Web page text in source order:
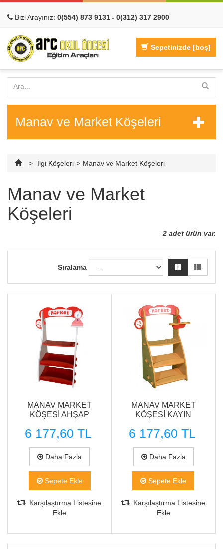
Bizi Arayınız: 0(554) 873 9131 - 0(312) 317 2900
Sepetinizde [boş]
Manav ve Market Köşeleri
> İlgi Köşeleri > Manav ve Market Köşeleri
Manav ve Market
Köşeleri
2 adet ürün var.
Sıralama
Hızlı Görünüm
MANAV MARKET
KÖŞESİ AHŞAP
6 177,60 TL
Daha Fazla
Sepete Ekle
Karşılaştırma Listesine
Ekle
MANAV MARKET
KÖŞESİ KAYIN
6 177,60 TL
Daha Fazla
Sepete Ekle
Karşılaştırma Listesine
Ekle